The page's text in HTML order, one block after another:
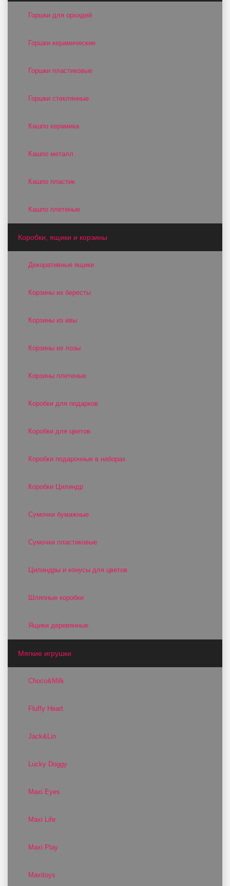
Горшки для орхидей
Горшки керамические
Горшки пластиковые
Горшки стеклянные
Кашпо керамика
Кашпо металл
Кашпо пластик
Кашпо плетеные
Коробки, ящики и корзины
Декоративные ящики
Корзины из бересты
Корзины из ивы
Корзины из лозы
Корзины плетеные
Коробки для подарков
Коробки для цветов
Коробки подарочные в наборах
Коробки Цилиндр
Сумочки бумажные
Сумочки пластиковые
Цилиндры и конусы для цветов
Шляпные коробки
Ящики деревянные
Мягкие игрушки
Choco&Milk
Fluffy Heart
Jack&Lin
Lucky Doggy
Maxi Eyes
Maxi Life
Maxi Play
Maxitoys